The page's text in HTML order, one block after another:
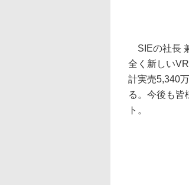
SIEの社長
全く新しい
計実売5,340
る。今後も皆
ト。